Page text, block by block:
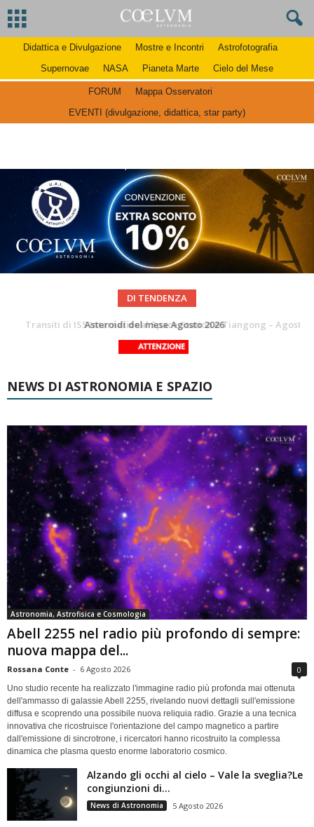
Didattica e Divulgazione Mostre e Incontri
Astrofotografia
Supernovae
NASA Pianeta Marte Cielo del Mese
FORUM
Mappa Osservatori
EVENTI (divulgazione, didattica, star party)
DI TENDENZA
Transiti di ISS International Space Station e Tiangong – Agosto 2026
La Luna del Mese – Agosto 2026
NEWS DI ASTRONOMIA E SPAZIO
Astronomia, Astrofisica e Cosmologia
Abell 2255 nel radio più profondo di sempre:
nuova mappa del...
Rossana Conte - 6 Agosto 2026 0
Uno studio recente ha realizzato l'immagine radio più profonda mai ottenuta
dell'ammasso di galassie Abell 2255, rivelando nuovi dettagli sull'emissione
diffusa e scoprendo una possibile nuova reliquia radio. Grazie a una tecnica
innovativa che ricostruisce l'orientazione del campo magnetico a partire
dall'emissione di sincrotrone, i ricercatori hanno ricostruito la complessa
dinamica che plasma questo enorme laboratorio cosmico.
Alzando gli occhi al cielo – Vale la sveglia?Le
congiunzioni di...
News di Astronomia 5 Agosto 2026